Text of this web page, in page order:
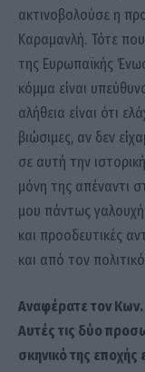
ακτινοβολούσε η
Καραμανλή. Τότε
της Ευρωπαϊκής
κόμμα είναι
αλήθεια είναι ότι
βιώσιμες, αν δεν
σε αυτή την
μόνη της απέναντι
μου πάντως
και προοδευτικές
και από τον
Αναφέρατε τον
Αυτές τις δύο
σκηνικό της εποχής